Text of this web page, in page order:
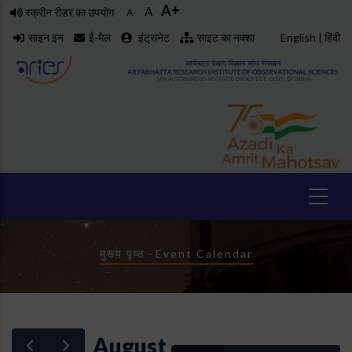
Skip
content
स्क्रीन रीडर का उपयोग A- A A+
साइन इन ई-मेल इंट्रानेट साइट का नक्शा English | हिंदी
Breadcrumb
मुख्य पृष्ठ - Event Calendar
August